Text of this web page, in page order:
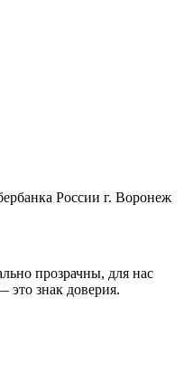
России г. Воронеж
прозрачны, для нас
знак доверия.